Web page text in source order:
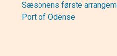
Sæsonens første
Port of Odense